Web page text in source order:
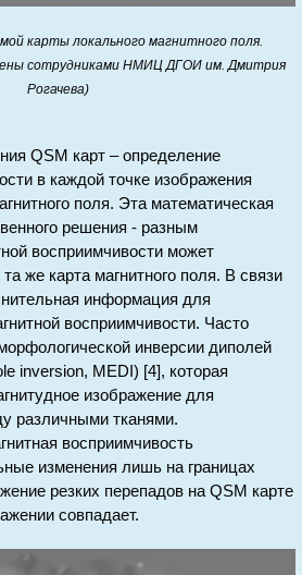
карты локального магнитного поля.
сотрудниками НМИЦ ДГОИ им. Дмитрия
Рогачева)
QSM карт – определение
в каждой точке изображения
поля. Эта математическая
решения - разным
восприимчивости может
же карта магнитного поля. В связи
информация для
восприимчивости. Часто
инверсии диполей
inversion, MEDI) [4], которая
изображение для
различными тканями.
восприимчивость
изменения лишь на границах
резких перепадов на QSM карте
совпадает.